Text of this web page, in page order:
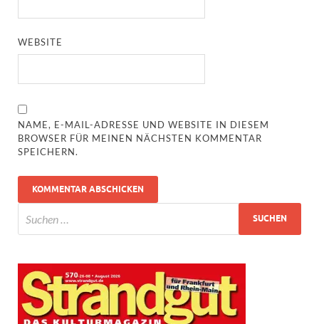
WEBSITE
NAME, E-MAIL-ADRESSE UND WEBSITE IN DIESEM
BROWSER FÜR MEINEN NÄCHSTEN KOMMENTAR
SPEICHERN.